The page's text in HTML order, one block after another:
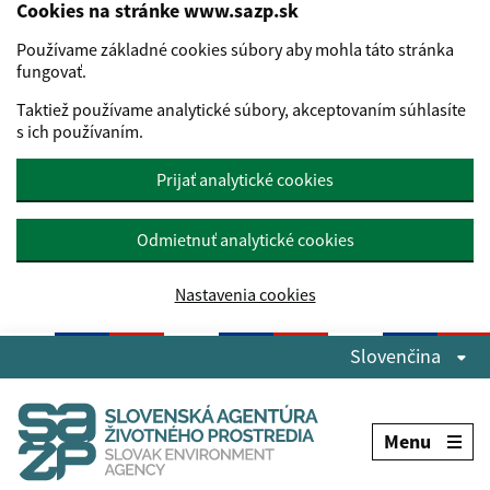
Cookies na stránke www.sazp.sk
Používame základné cookies súbory aby mohla táto stránka
fungovať.
Taktiež používame analytické súbory, akceptovaním súhlasíte
s ich používaním.
Prijať analytické cookies
Odmietnuť analytické cookies
Nastavenia cookies
Slovenčina
Menu